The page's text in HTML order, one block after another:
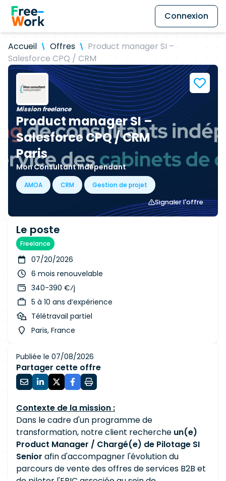
Connexion
Accueil Offres
Product manager SI –
Salesforce CPQ / CRM
Mission freelance
Product manager SI –
Salesforce CPQ / CRM
Paris
Mon Consultant Indépendant
AMOA CRM
Gestion de projet
Signaler l'offre
Le poste
Freelance
07/20/2026
6 mois renouvelable
340-390 €⁄j
5 à 10 ans d’expérience
Télétravail partiel
Paris, France
Publiée le 07/08/2026
Partager cette offre
Contexte de la mission :
Dans le cadre d'un programme de
transformation, notre client recherche un(e)
Product Manager / Chargé(e) de Pilotage SI
Senior afin d'accompagner l'évolution du
parcours de vente des offres de services B2B et